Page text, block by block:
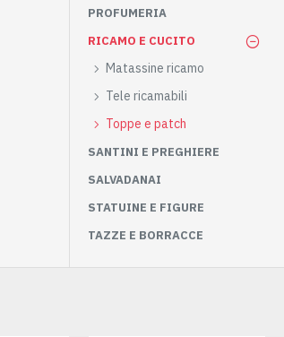
PROFUMERIA
RICAMO E CUCITO
Matassine ricamo
Tele ricamabili
Toppe e patch
SANTINI E PREGHIERE
SALVADANAI
STATUINE E FIGURE
TAZZE E BORRACCE